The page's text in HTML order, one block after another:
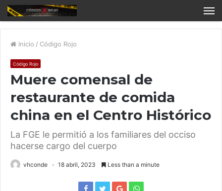
Inicio / Código Rojo
Código Rojo
Muere comensal de
restaurante de comida
china en el Centro Histórico
La FGE le permitió a los familiares del occiso
hacerse cargo del cuerpo
vhconde 18 abril, 2023 Less than a minute